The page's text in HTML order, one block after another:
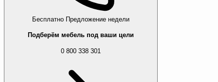
Бесплатно Предложение недели
Подберём мебель под ваши цели
0 800 338 301